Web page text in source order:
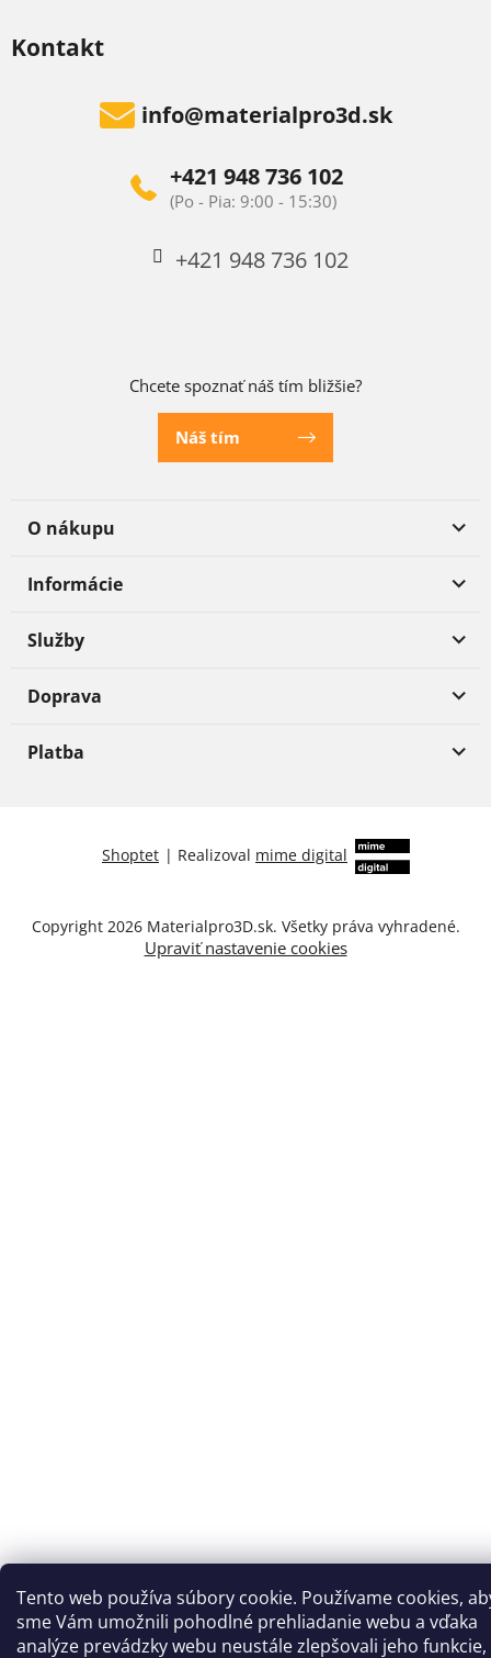
Tento web používa súbory cookie. Používame cookies,
sme Vám umožnili pohodlné prehliadanie webu a vďaka
analýze prevádzky webu neustále zlepšovali jeho funkcie,
Kontakt
info@materialpro3d.sk
+421 948 736 102
+421 948 736 102
Chcete spoznať náš tím bližšie?
Náš tím
O nákupu
Informácie
Služby
Doprava
Platba
Shoptet | Realizoval mime digital
Copyright 2026 Materialpro3D.sk. Všetky práva vyhradené.
Upraviť nastavenie cookies